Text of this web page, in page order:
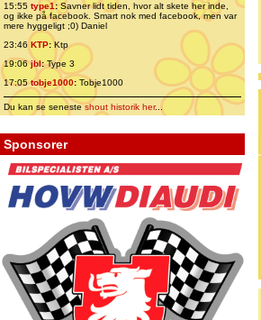
15:55 type1:Savner lidt tiden, hvor alt skete her inde,
og ikke på facebook. Smart nok med facebook, men var
mere hyggeligt ;0) Daniel
23:46 KTP:Ktp
19:06jbl:Type 3
17:05tobje1000: Tobje1000
Du kan se senesteshout historik her...
Sponsorer